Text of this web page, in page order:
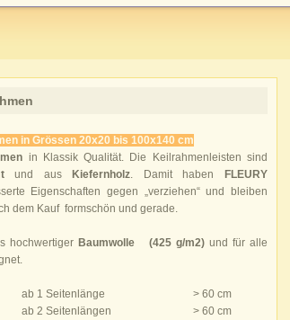
in Grössen 20x20 bis 100x140 cm
in Klassik Qualität. Die Keilrahmenleisten sind
und aus Kiefernholz. Damit haben
FLEURY
Eigenschaften gegen „verziehen“ und bleiben
dem Kauf formschön und gerade.
hochwertiger Baumwolle (425 g/m2)und für alle
ab 1 Seitenlänge
> 60 cm
ab 2 Seitenlängen
> 60 cm